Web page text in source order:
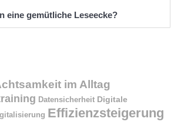
eine gemütliche Leseecke?
im Alltag
Datensicherheit Digitale
Effizienzsteigerung